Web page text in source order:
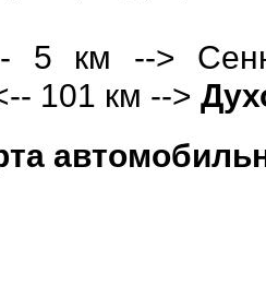
5 км -->
101 км -->